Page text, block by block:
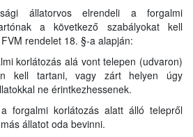
állatorvos elrendeli a forgalmi
a következő szabályokat kell
rendelet 18. §-a alapján:
korlátozás alá vont telepen (udvaron)
kell tartani, vagy zárt helyen úgy
ne érintkezhessenek.
forgalmi korlátozás alatt álló telepről
állatot oda bevinni.